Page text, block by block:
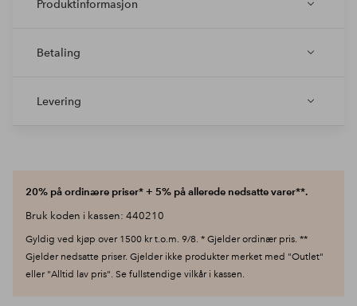
Produktinformasjon
Betaling
Levering
20% på ordinære priser* + 5% på allerede nedsatte varer**.
Bruk koden i kassen: 440210
Gyldig ved kjøp over 1500 kr t.o.m. 9/8. * Gjelder ordinær pris. **
Gjelder nedsatte priser. Gjelder ikke produkter merket med "Outlet"
eller "Alltid lav pris". Se fullstendige vilkår i kassen.